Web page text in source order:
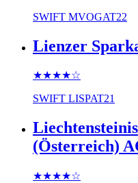
SWIFT MVOGAT22
Lienzer
★★★★☆
SWIFT LISPAT21
(Österreich)
★★★★☆